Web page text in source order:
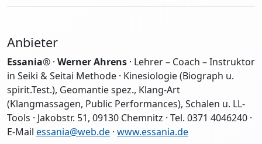
Anbieter
Essania® · Werner Ahrens · Lehrer – Coach – Instruktor
in Seiki & Seitai Methode · Kinesiologie (Biograph u.
spirit.Test.), Geomantie spez., Klang-Art
(Klangmassagen, Public Performances), Schalen u. LL-
Tools · Jakobstr. 51, 09130 Chemnitz · Tel. 0371 4046240 ·
E-Mail essania@web.de · www.essania.de